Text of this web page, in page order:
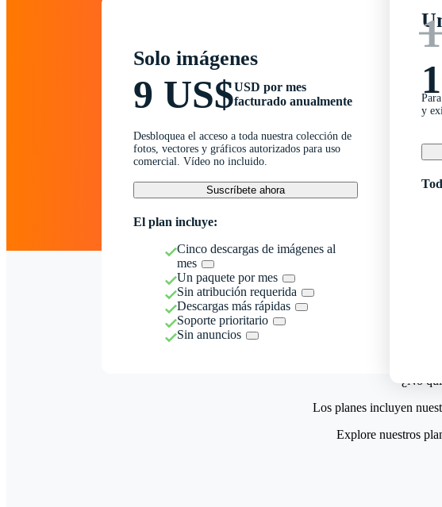
Solo imágenes
9 US$USD por mes
facturado anualmente
Desbloquea el acceso a toda nuestra colección de
fotos, vectores y gráficos autorizados para uso
comercial. Vídeo no incluido.
Suscríbete ahora
El plan incluye:
Cinco descargas de imágenes al
mes
Un paquete por mes
Sin atribución requerida
Descargas más rápidas
Soporte prioritario
Sin anuncios
y
¿No
Los planes incluyen
Explore nuestros